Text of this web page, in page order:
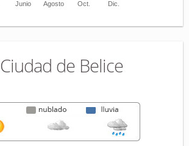
Junio Agosto Oct. Dic.
Ciudad de Belice